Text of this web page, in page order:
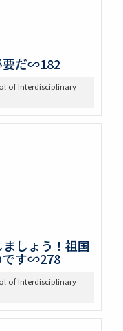
要だ∽182
of Interdisciplinary
しょう！祖国
です∽278
of Interdisciplinary